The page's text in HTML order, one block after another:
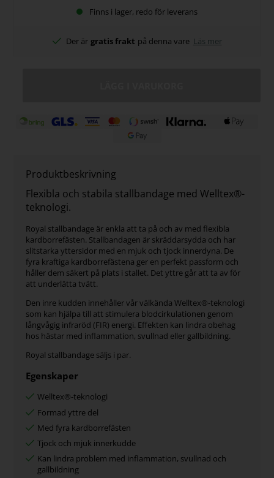
Finns i lager, redo för leverans
Der är gratis frakt på denna vare Läs mer
Produktbeskrivning
Flexibla och stabila stallbandage med Welltex®-
teknologi.
Royal stallbandage är enkla att ta på och av med flexibla
kardborrefästen. Stallbandagen är skräddarsydda och har
slitstarka yttersidor med en mjuk och tjock innerdyna. De
fyra kraftiga kardborrefästena ger en perfekt passform och
håller dem säkert på plats i stallet. Det yttre går att ta av för
att underlätta tvätt.
Den inre kudden innehåller vår välkända Welltex®-teknologi
som kan hjälpa till att stimulera blodcirkulationen genom
långvågig infraröd (FIR) energi. Effekten kan lindra obehag
hos hästar med inflammation, svullnad eller gallbildning.
Royal stallbandage säljs i par.
Egenskaper
Welltex®-teknologi
Formad yttre del
Med fyra kardborrefästen
Tjock och mjuk innerkudde
Kan lindra problem med inflammation, svullnad och
gallbildning